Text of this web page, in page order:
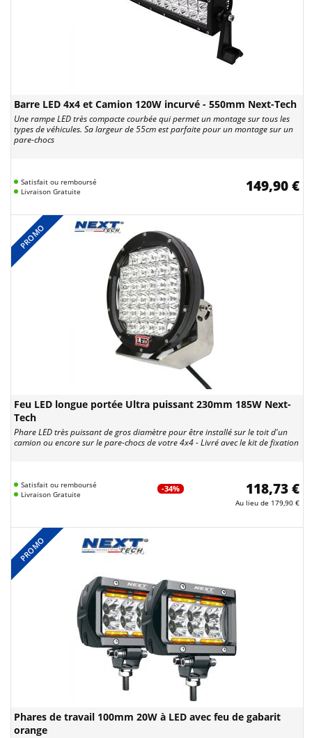
Barre LED 4x4 et Camion 120W incurvé - 550mm Next-Tech
Une rampe LED très compacte courbée qui permet un montage sur tous les
types de véhicules. Sa largeur de 55cm est parfaite pour un montage sur un
pare-chocs
Satisfait ou remboursé
Livraison Gratuite
149,90 €
PROMO
Feu LED longue portée Ultra puissant 230mm 185W Next-
Tech
Phare LED très puissant de gros diamètre pour être installé sur le toit d'un
camion ou encore sur le pare-chocs de votre 4x4 - Livré avec le kit de fixation
Satisfait ou remboursé
Livraison Gratuite
-34% 118,73 €
Au lieu de 179,90 €
PROMO
Phares de travail 100mm 20W à LED avec feu de gabarit
orange